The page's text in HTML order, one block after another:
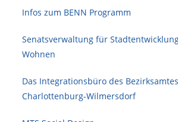
Infos zum BENN Programm
Senatsverwaltung für
Wohnen
Das Integrationsbüro des Bezirksamtes
Charlottenburg-Wilmersdorf